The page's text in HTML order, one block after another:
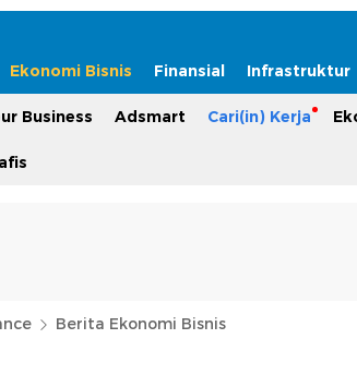
Ekonomi Bisnis Finansial Infrastruktur
Business Adsmart Cari(in) Kerja
Berita Ekonomi Bisnis